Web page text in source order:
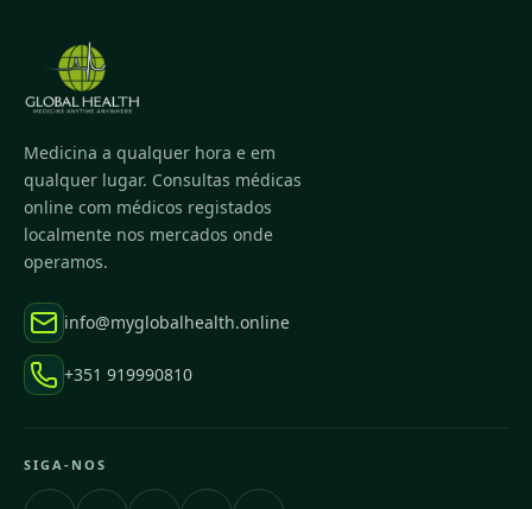
Medicina a qualquer hora e em
qualquer lugar. Consultas médicas
online com médicos registados
localmente nos mercados onde
operamos.
info@myglobalhealth.online
+351 919990810
SIGA-NOS